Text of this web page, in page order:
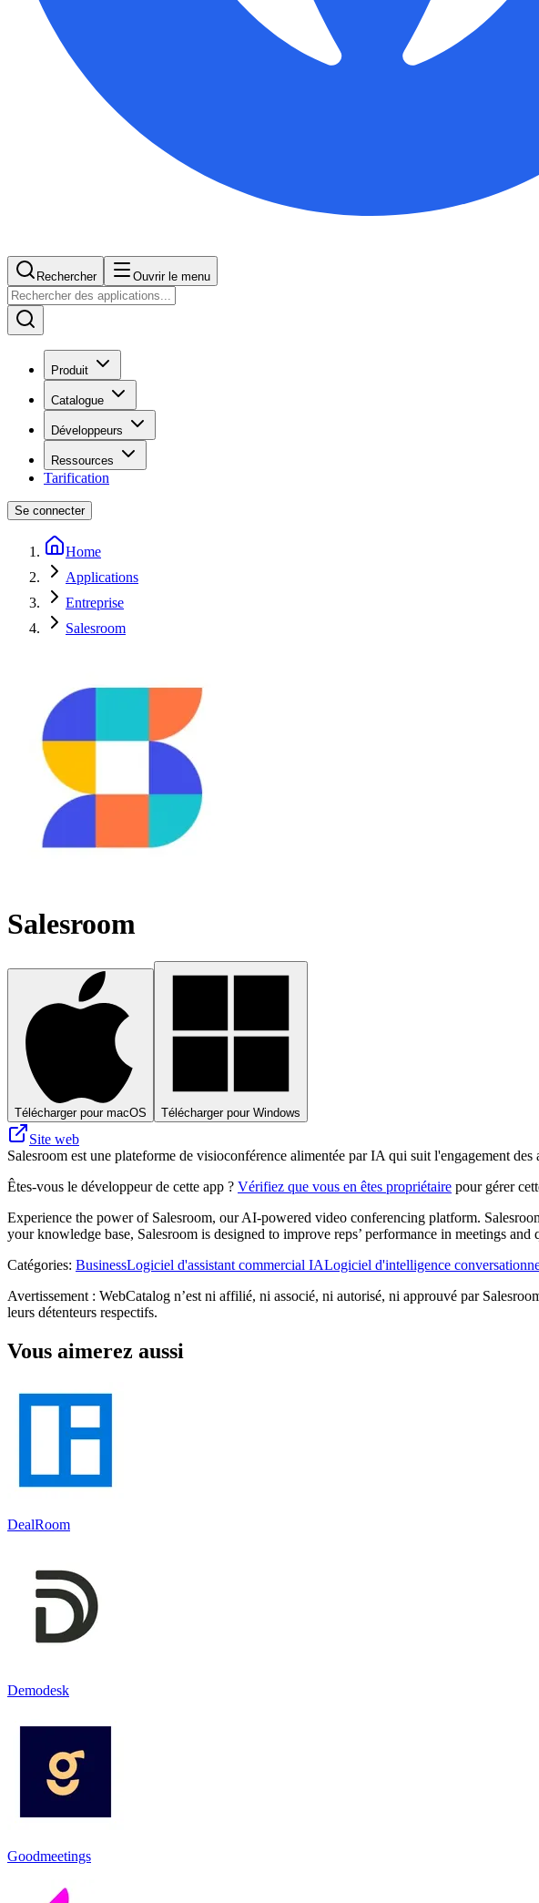
Rechercher Ouvrir le menu
Produit
Catalogue
Développeurs
Ressources
Tarification
Se connecter
Home
Applications
Entreprise
Salesroom
Salesroom
Télécharger pour macOS Télécharger pour Windows
Site web
Salesroom est une plateforme de visioconférence alimentée par IA qui suit l'engagement
Êtes-vous le développeur de cette app ? Vérifiez que vous en êtes propriétaire pour gérer
Experience the power of Salesroom, our AI-powered video conferencing platform.
your knowledge base, Salesroom is designed to improve reps’ performance in meetings and
Catégories: BusinessLogiciel d'assistant commercial IALogiciel d'intelligence
Avertissement : WebCatalog n’est ni affilié, ni associé, ni autorisé, ni approuvé par
leurs détenteurs respectifs.
Vous aimerez aussi
DealRoom
Demodesk
Goodmeetings